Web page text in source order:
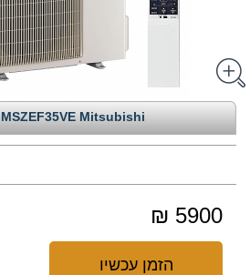
MSZEF35VE Mitsubishi מיצובישי
5900 ₪
הזמן עכשיו